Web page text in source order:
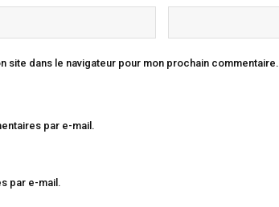
site dans le navigateur pour mon prochain commentaire.
par e-mail.
par e-mail.